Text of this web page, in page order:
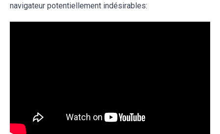
navigateur potentiellement indésirables: